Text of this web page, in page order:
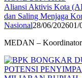
Aliansi Aktivis Kota
dan Saling Menjaga
Nasional28/06/202601/
MEDAN –